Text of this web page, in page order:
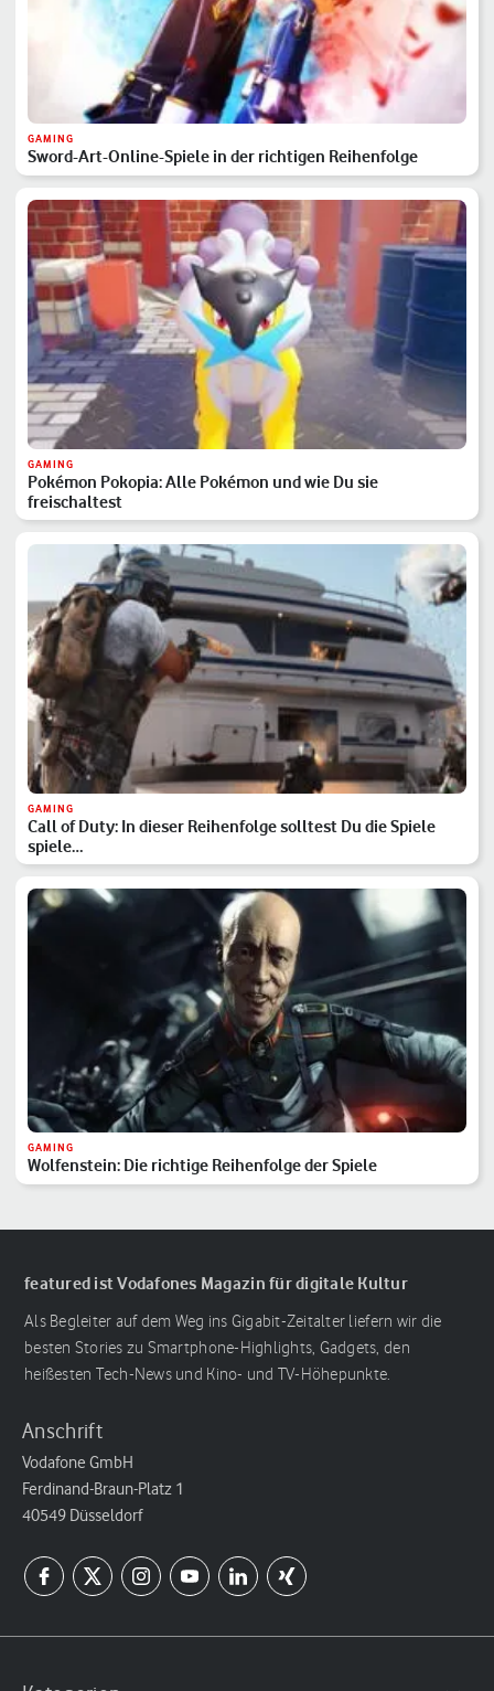
GAMING
Sword-Art-Online-Spiele in der richtigen Reihenfolge
GAMING
Pokémon Pokopia: Alle Pokémon und wie Du sie
freischaltest
GAMING
Call of Duty: In dieser Reihenfolge solltest Du die Spiele
spiele…
GAMING
Wolfenstein: Die richtige Reihenfolge der Spiele
featured ist Vodafones Magazin für digitale Kultur
Als Begleiter auf dem Weg ins Gigabit-Zeitalter liefern wir die
besten Stories zu Smartphone-Highlights, Gadgets, den
heißesten Tech-News und Kino- und TV-Höhepunkte.
Anschrift
Vodafone GmbH
Ferdinand-Braun-Platz 1
40549 Düsseldorf